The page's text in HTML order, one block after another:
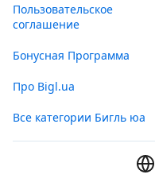
Пользовательское
соглашение
Бонусная Программа
Про Bigl.ua
Все категории Бигль юа